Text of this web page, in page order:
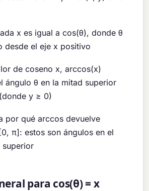
x es igual a cos(θ), donde θ
desde el eje x positivo
de coseno x, arccos(x)
ángulo θ en la mitad superior
y ≥ 0)
por qué arccos devuelve
π]: estos son ángulos en el
superior
para cos(θ) = x